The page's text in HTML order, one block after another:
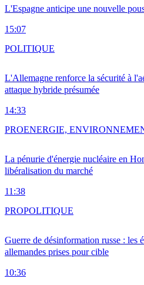
L'Espagne anticipe une nouvelle
15:07
L'Allemagne renforce la sécurité à
attaque hybride présumée
14:33
POLITIQUE
La pénurie d'énergie nucléaire en
libéralisation du marché
11:38
PROENERGIE,
Guerre de désinformation russe : les
allemandes prises pour cible
10:36
PROPOLITIQUE